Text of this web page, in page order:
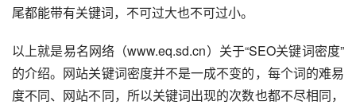
尾都能带有关键词，不可过大也不可过小。
以上就是易名网络（www.eq.sd.cn）关于“SEO关键词密度”
的介绍。网站关键词密度并不是一成不变的，每个词的难易
度不同、网站不同，所以关键词出现的次数也都不尽相同，